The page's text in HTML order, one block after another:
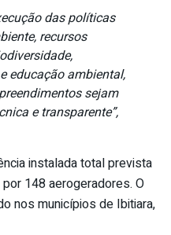
das políticas
recursos
educação ambiental,
sejam
e transparente”,
instalada total prevista
148 aerogeradores. O
nos municípios de Ibitiara,